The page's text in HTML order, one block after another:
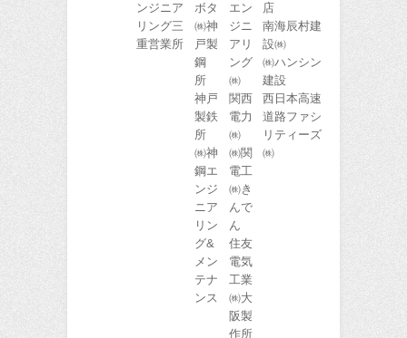
ンジニア
リング三
重営業所
ボタ
㈱神
戸製
鋼
所
神戸
製鉄
所
㈱神
鋼エ
ンジ
ニア
リン
グ&
メン
テナ
ンス
エン
ジニ
アリ
ング
㈱
関西
電力
㈱
㈱関
電工
㈱き
んで
ん
住友
電気
工業
㈱大
阪製
作所
店
南海辰村建
設㈱
㈱ハンシン
建設
西日本高速
道路ファシ
リティーズ
㈱